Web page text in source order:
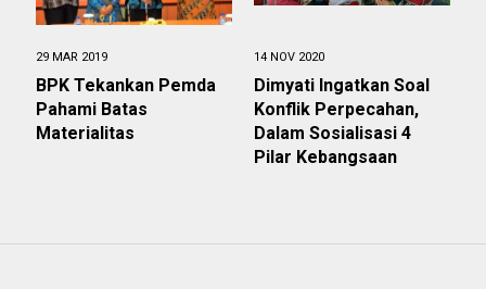
29 MAR 2019
BPK Tekankan Pemda
Pahami Batas
Materialitas
14 NOV 2020
Dimyati Ingatkan Soal
Konflik Perpecahan,
Dalam Sosialisasi 4
Pilar Kebangsaan